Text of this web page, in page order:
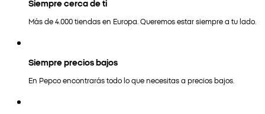
Siempre cerca de ti
Más de 4.000 tiendas en Europa. Queremos estar siempre a tu lado.
Siempre precios bajos
En Pepco encontrarás todo lo que necesitas a precios bajos.